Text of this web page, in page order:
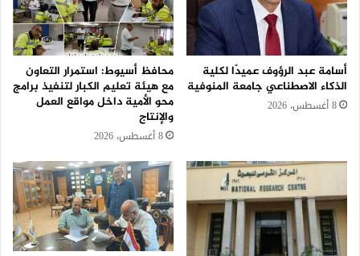
أسامة عبد الرؤوف عميدًا لكلية
الذكاء الاصطناعي جامعة المنوفية
8 أغسطس، 2026
محافظ أسيوط: استمرار التعاون
مع هيئة تعليم الكبار لتنفيذ برامج
محو الأمية داخل مواقع العمل
والإنتاج
8 أغسطس، 2026